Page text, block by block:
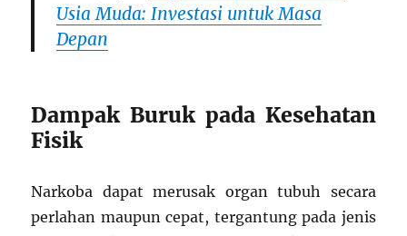
Usia Muda: Investasi untuk Masa
Depan
Dampak Buruk pada Kesehatan
Fisik
Narkoba dapat merusak organ tubuh secara
perlahan maupun cepat, tergantung pada jenis